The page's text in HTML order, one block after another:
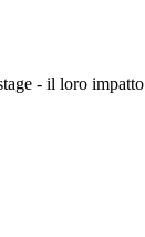
- il loro